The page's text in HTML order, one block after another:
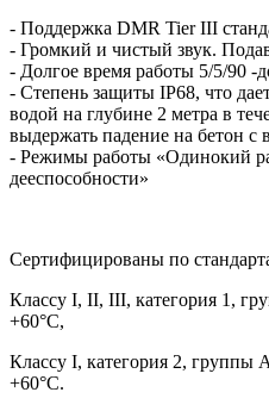
- Поддержка DMR Tier III
- Громкий и чистый звук.
- Долгое время работы 5/5/90 -
- Степень защиты IP68, что
водой на глубине 2 метра в
выдержать падение на бетон с
- Режимы работы «Одинокий
дееспособности»
Сертифицированы по
Классу I, II, III, категория 1,
+60°C,
Классу I, категория 2, группы
+60°C.